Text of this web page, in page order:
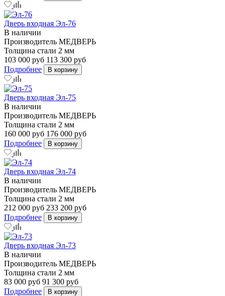
Дверь входная Эл-76
В наличии
Производитель МЕДВЕРЬ
Толщина стали 2 мм
103 000 руб 113 300 руб
Подробнее
В корзину
Дверь входная Эл-75
В наличии
Производитель МЕДВЕРЬ
Толщина стали 2 мм
160 000 руб 176 000 руб
Подробнее
В корзину
Дверь входная Эл-74
В наличии
Производитель МЕДВЕРЬ
Толщина стали 2 мм
212 000 руб 233 200 руб
Подробнее
В корзину
Дверь входная Эл-73
В наличии
Производитель МЕДВЕРЬ
Толщина стали 2 мм
83 000 руб 91 300 руб
Подробнее
В корзину